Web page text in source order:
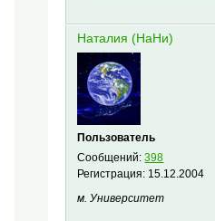
Наталия (НаНи)
Пользователь
Сообщений:398
Регистрация: 15.12.2004
м. Университет